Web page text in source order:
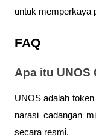
untuk memperkaya
FAQ
Apa itu UNOS
UNOS adalah
narasi cadangan
secara resmi.